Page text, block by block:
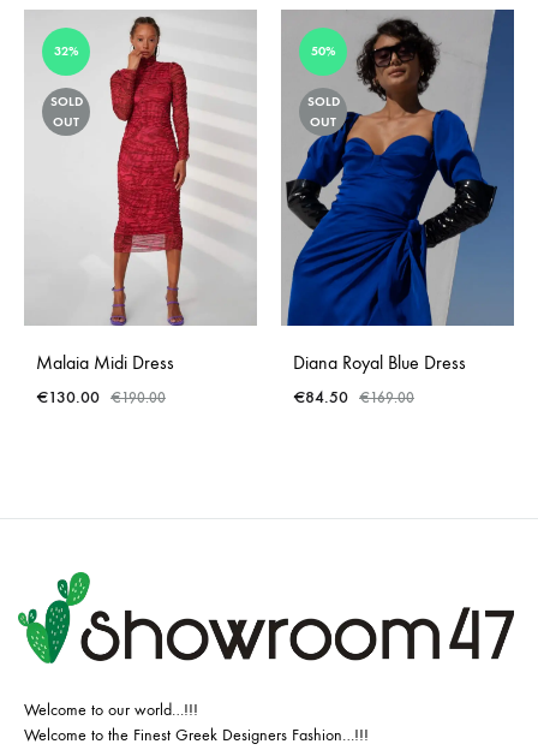
32%
SOLD
OUT
Malaia Midi Dress
€130.00 €190.00
50%
SOLD
OUT
Diana Royal Blue Dress
€84.50 €169.00
Welcome to our world…!!!
Welcome to the Finest Greek Designers Fashion…!!!